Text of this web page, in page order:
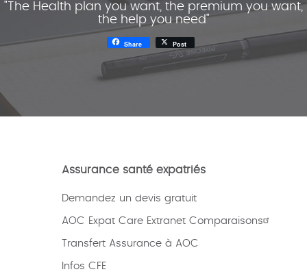
"The Health plan you want, the premium you want,
the help you need"
Share Post
Assurance santé expatriés
Demandez un devis gratuit
AOC Expat Care Extranet Comparaisons
Transfert Assurance à AOC
Infos CFE